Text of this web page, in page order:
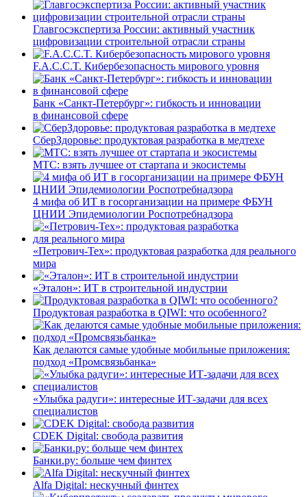
Главгосэкспертиза России: активный участник
цифровизации строительной отрасли страны
F.A.C.C.T. Кибербезопасность мирового уровня
Банк «Санкт-Петербург»: гибкость и инновации
в финансовой сфере
СберЗдоровье: продуктовая разработка в медтехе
МТС: взять лучшее от стартапа и экосистемы
4 мифа об ИТ в госорганизации на примере ФБУН
ЦНИИ Эпидемиологии Роспотребнадзора
«Петрович-Тех»: продуктовая разработка для реального
мира
«Эталон»: ИТ в строительной индустрии
Продуктовая разработка в QIWI: что особенного?
Как делаются самые удобные мобильные приложения:
подход «Промсвязьбанка»
«Улыбка радуги»: интересные ИТ-задачи для всех
специалистов
CDEK Digital: свобода развития
Банки.ру: больше чем финтех
Alfa Digital: нескучный финтех